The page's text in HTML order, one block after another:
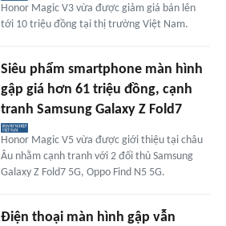
Honor Magic V3 vừa được giảm giá bán lên
tới 10 triệu đồng tại thị trường Việt Nam.
Siêu phẩm smartphone màn hình
gập giá hơn 61 triệu đồng, cạnh
tranh Samsung Galaxy Z Fold7
Honor Magic V5 vừa được giới thiệu tại châu
Âu nhằm cạnh tranh với 2 đối thủ Samsung
Galaxy Z Fold7 5G, Oppo Find N5 5G.
Điện thoại màn hình gập vẫn